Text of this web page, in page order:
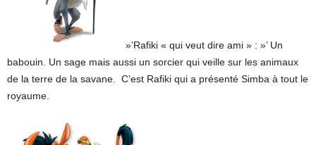
»’Rafiki « qui veut dire ami » : »’ Un
babouin. Un sage mais aussi un sorcier qui veille sur les animaux
de la terre de la savane. C’est Rafiki qui a présenté Simba à tout le
royaume.